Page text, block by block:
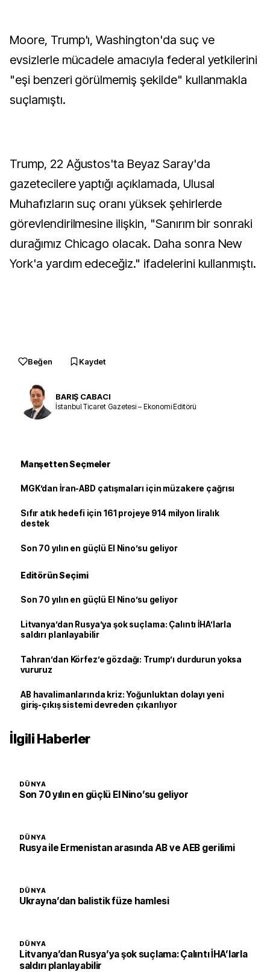
Moore, Trump'ı, Washington'da suç ve
evsizlerle mücadele amacıyla federal yetkilerini
"eşi benzeri görülmemiş şekilde" kullanmakla
suçlamıştı.
Trump, 22 Ağustos'ta Beyaz Saray'da
gazetecilere yaptığı açıklamada, Ulusal
Muhafızların suç oranı yüksek şehirlerde
görevlendirilmesine ilişkin, "Sanırım bir sonraki
durağımız Chicago olacak. Daha sonra New
York'a yardım edeceğiz." ifadelerini kullanmıştı.
Beğen Kaydet
BARIŞ CABACI
İstanbul Ticaret Gazetesi – Ekonomi Editörü
Manşetten Seçmeler
MGK’dan İran-ABD çatışmaları için müzakere çağrısı
Sıfır atık hedefi için 161 projeye 914 milyon liralık
destek
Son 70 yılın en güçlü El Nino’su geliyor
Editörün Seçimi
Son 70 yılın en güçlü El Nino’su geliyor
Litvanya’dan Rusya’ya şok suçlama: Çalıntı İHA’larla
saldırı planlayabilir
Tahran’dan Körfez’e gözdağı: Trump’ı durdurun yoksa
vururuz
AB havalimanlarında kriz: Yoğunluktan dolayı yeni
giriş-çıkış sistemi devreden çıkarılıyor
İlgili Haberler
DÜNYA
Son 70 yılın en güçlü El Nino’su geliyor
DÜNYA
Rusya ile Ermenistan arasında AB ve AEB gerilimi
DÜNYA
Ukrayna’dan balistik füze hamlesi
DÜNYA
Litvanya’dan Rusya’ya şok suçlama: Çalıntı İHA’larla
saldırı planlayabilir